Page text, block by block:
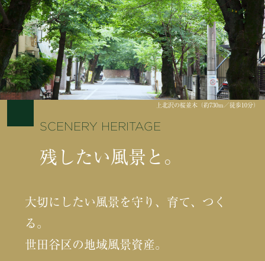
上北沢の桜並木（約730m／徒歩10分）
SCENERY HERITAGE
残したい風景と。
大切にしたい風景を守り、育て、つく
る。
世田谷区の地域風景資産。